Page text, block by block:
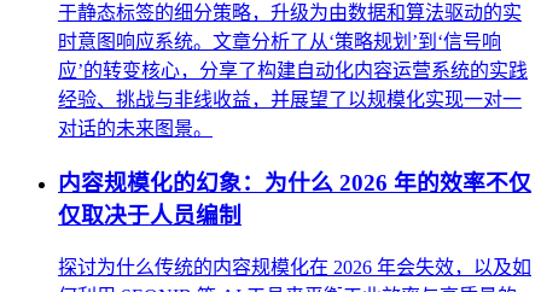
于静态标签的细分策略，升级为由数据和算法驱动的实
时意图响应系统。文章分析了从‘策略规划’到‘信号响
应’的转变核心，分享了构建自动化内容运营系统的实践
经验、挑战与非线收益，并展望了以规模化实现一对一
对话的未来图景。
内容规模化的幻象：为什么 2026 年的效率不仅
仅取决于人员编制
探讨为什么传统的内容规模化在 2026 年会失效，以及如